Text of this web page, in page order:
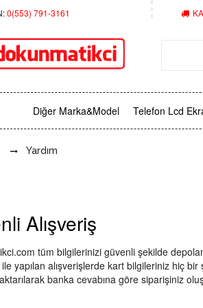
0(553) 791-3161
Diğer Marka&Model Telefon Lcd
Yardım
Alışveriş
tüm bilgilerinizi güvenli şekilde
ile yapılan alışverişlerde kart bilgileriniz hiç
banka cevabına göre siparişiniz